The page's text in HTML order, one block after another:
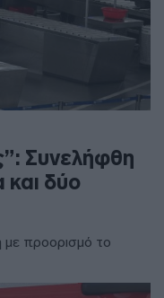
Συνελήφθη
και δύο
με προορισμό το